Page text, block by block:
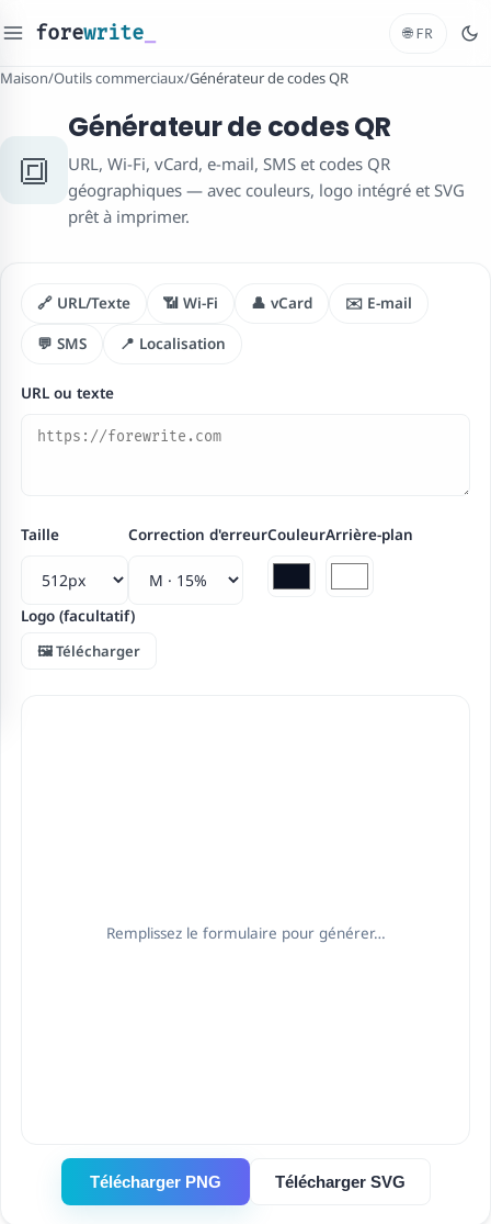
forewrite 🌐 FR
Maison/Outils commerciaux/Générateur de codes QR
🔳
Générateur de codes QR
URL, Wi-Fi, vCard, e-mail, SMS et codes QR
géographiques — avec couleurs, logo intégré et SVG
prêt à imprimer.
🔗 URL/Texte 📶 Wi-Fi 👤 vCard ✉️ E-mail
💬 SMS 📍 Localisation
URL ou texte
Taille Correction d'erreurCouleurArrière-plan
Logo (facultatif)
🖼️ Télécharger
Remplissez le formulaire pour générer…
Télécharger PNG Télécharger SVG